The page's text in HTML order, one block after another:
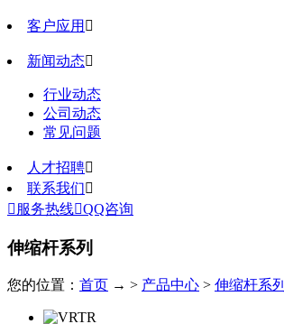
客户应用 
新闻动态
行业动态
公司动态
常见问题
人才招聘
联系我们
 服务热线QQ咨询
伸缩杆系列
您的位置： 首页 → > 产品中心 > 伸缩杆系列